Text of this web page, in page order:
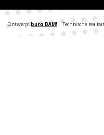
Ontwerp: buro BAM! | Technische